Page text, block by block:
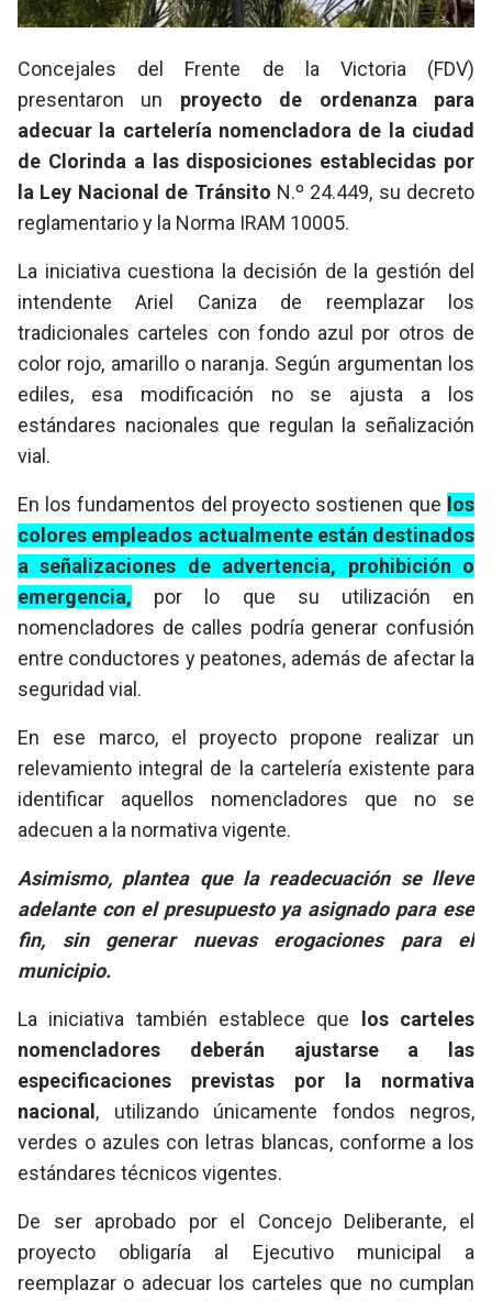
Concejales del Frente de la Victoria (FDV)
presentaron un proyecto de ordenanza para
adecuar la cartelería nomencladora de la ciudad
de Clorinda a las disposiciones establecidas por
la Ley Nacional de Tránsito N.º 24.449, su decreto
reglamentario y la Norma IRAM 10005.
La iniciativa cuestiona la decisión de la gestión del
intendente Ariel Caniza de reemplazar los
tradicionales carteles con fondo azul por otros de
color rojo, amarillo o naranja. Según argumentan los
ediles, esa modificación no se ajusta a los
estándares nacionales que regulan la señalización
vial.
En los fundamentos del proyecto sostienen que los
colores empleados actualmente están destinados
a señalizaciones de advertencia, prohibición o
emergencia, por lo que su utilización en
nomencladores de calles podría generar confusión
entre conductores y peatones, además de afectar la
seguridad vial.
En ese marco, el proyecto propone realizar un
relevamiento integral de la cartelería existente para
identificar aquellos nomencladores que no se
adecuen a la normativa vigente.
Asimismo, plantea que la readecuación se lleve
adelante con el presupuesto ya asignado para ese
fin, sin generar nuevas erogaciones para el
municipio.
La iniciativa también establece que
los carteles
nomencladores deberán ajustarse a las
especificaciones previstas por la normativa
nacional , utilizando únicamente fondos negros,
verdes o azules con letras blancas, conforme a los
estándares técnicos vigentes.
De ser aprobado por el Concejo Deliberante, el
proyecto obligaría al Ejecutivo municipal a
reemplazar o adecuar los carteles que no cumplan